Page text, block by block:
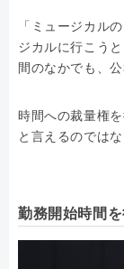
「ミュージカル
ジカルに行こう
間のなかでも、
時間への裁量権
と言えるのでは
勤務開始時間